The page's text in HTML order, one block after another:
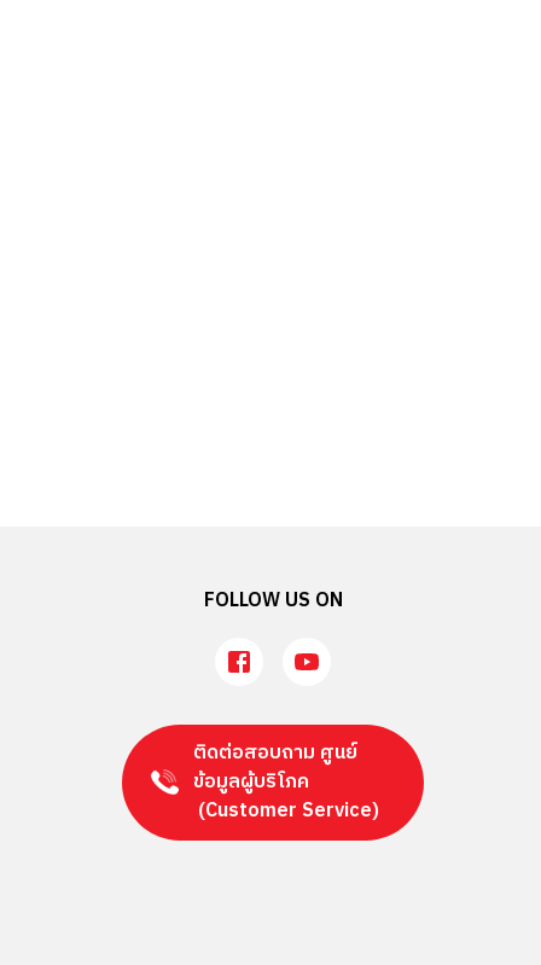
FOLLOW US ON
ติดต่อสอบถาม ศูนย์
ข้อมูลผู้บริโภค
(Customer Service)